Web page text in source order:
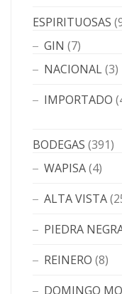
ESPIRITUOSAS
GIN (7)
NACIONAL(3)
IMPORTADO
BODEGAS (391)
WAPISA(4)
ALTA VISTA
PIEDRA
REINERO (8)
DOMINGO